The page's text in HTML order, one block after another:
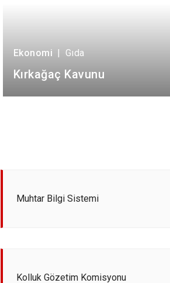
Ekonomi | Gıda
Kırkağaç Kavunu
Muhtar Bilgi Sistemi
Kolluk Gözetim Komisyonu